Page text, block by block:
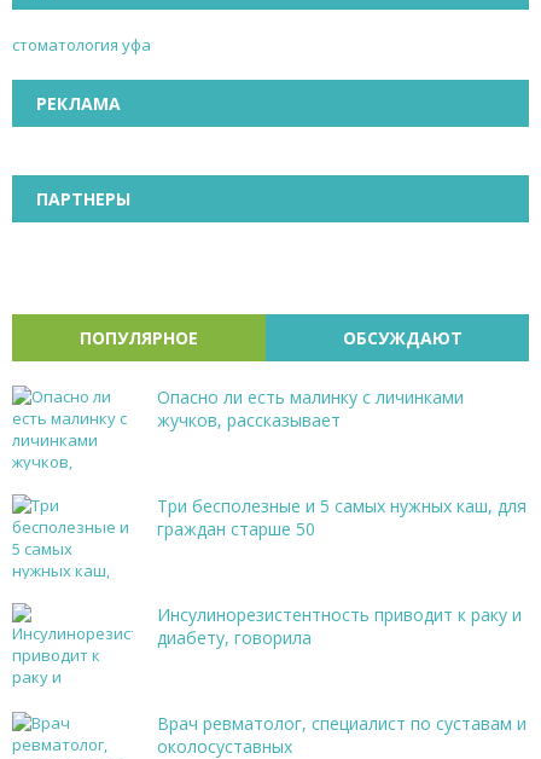
стоматология уфа
РЕКЛАМА
ПАРТНЕРЫ
ПОПУЛЯРНОЕ ОБСУЖДАЮТ
Опасно ли есть малинку с личинками
жучков, рассказывает
Три бесполезные и 5 самых нужных каш, для
граждан старше 50
Инсулинорезистентность приводит к раку и
диабету, говорила
Врач ревматолог, специалист по суставам и
околосуставных